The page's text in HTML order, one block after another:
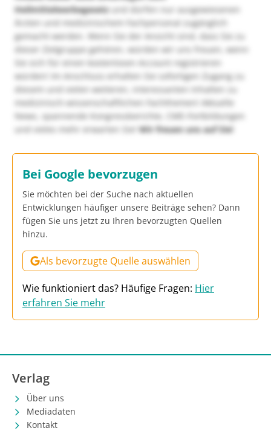
Heilmittelwerbegesetzund dürfen nur ausgewiesenen
Ärzten und medizinischem Fachpersonal zugänglich
gemacht werden. Wenn Sie der Ansicht sind, dass Sie zu
dieser Zielgruppe gehören, würden wir uns freuen, wenn
Sie sich für einen kostenlosen Account registrieren
würden! Im Anschluss erhalten Sie sofortigen Zugang zu
diesem und vielen weiteren, interessanten Inhalten zu
medizinisch-wissenschaftlichen Fachthemen! Aktuelle
News, spannende Kongressberichte, CME-Fortbildungen
und vieles mehr erwarten Sie!Wir freuen uns auf Sie!
Bei Google bevorzugen
Sie möchten bei der Suche nach aktuellen
Entwicklungen häufiger unsere Beiträge sehen? Dann
fügen Sie uns jetzt zu Ihren bevorzugten Quellen
hinzu.
Als bevorzugte Quelle auswählen
Wie funktioniert das? Häufige Fragen: Hier
erfahren Sie mehr
Verlag
Über uns
Mediadaten
Kontakt